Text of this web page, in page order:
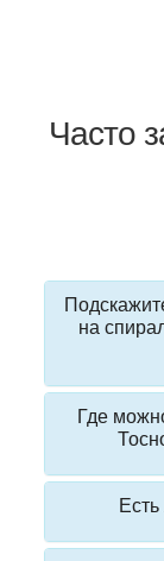
Часто
на
Где